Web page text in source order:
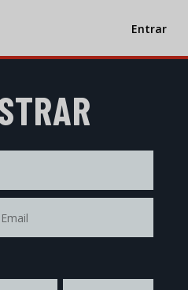
Entrar